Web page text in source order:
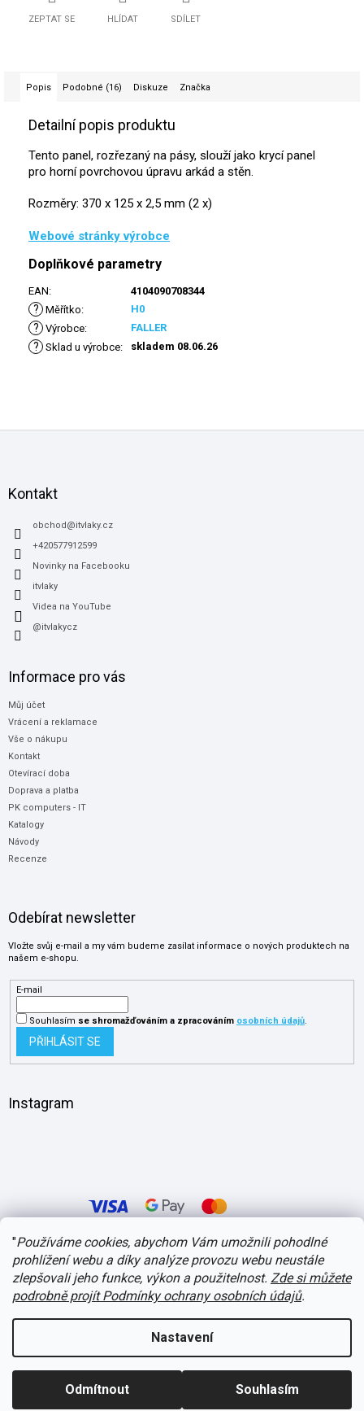
"Používáme cookies, abychom Vám umožnili pohodlné
prohlížení webu a díky analýze provozu webu neustále
zlepšovali jeho funkce, výkon a použitelnost. Zde si můžete
podrobně projít Podmínky ochrany osobních údajů.
Nastavení
Odmítnout Souhlasím
ZEPTAT SE HLÍDAT SDÍLET
Popis Podobné (16) Diskuze Značka
Detailní popis produktu
Tento panel, rozřezaný na pásy, slouží jako krycí panel
pro horní povrchovou úpravu arkád a stěn.
Rozměry: 370 x 125 x 2,5 mm (2 x)
Webové stránky výrobce
Doplňkové parametry
EAN: 4104090708344
? Měřítko: H0
? Výrobce: FALLER
? Sklad u výrobce: skladem 08.06.26
Kontakt
obchod @itvlaky.cz
+420577912599
Novinky na Facebooku
itvlaky
Videa na YouTube
@itvlakycz
Informace pro vás
Můj účet
Vrácení a reklamace
Vše o nákupu
Kontakt
Otevírací doba
Doprava a platba
PK computers - IT
Katalogy
Návody
Recenze
Odebírat newsletter
Vložte svůj e-mail a my vám budeme zasílat informace o nových produktech na
našem e-shopu.
E-mail
Souhlasím se shromažďováníma zpracováním osobních údajů.
PŘIHLÁSIT SE
Instagram
Vytvořil Shoptet